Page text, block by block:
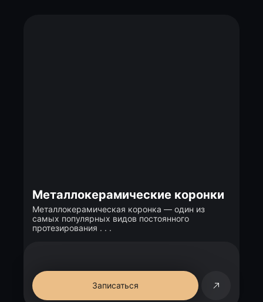
Металлокерамические коронки
Металлокерамическая коронка — один из
самых популярных видов постоянного
протезирования . . .
Записаться